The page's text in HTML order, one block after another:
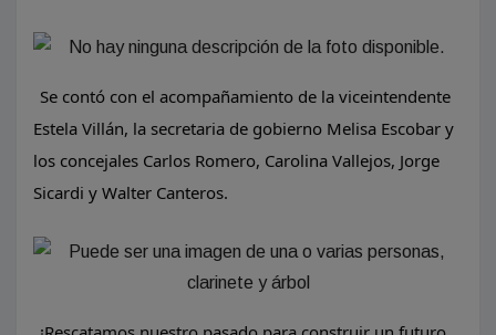
Se contó con el acompañamiento de la viceintendente
Estela Villán, la secretaria de gobierno Melisa Escobar y
los concejales Carlos Romero, Carolina Vallejos, Jorge
Sicardi y Walter Canteros.